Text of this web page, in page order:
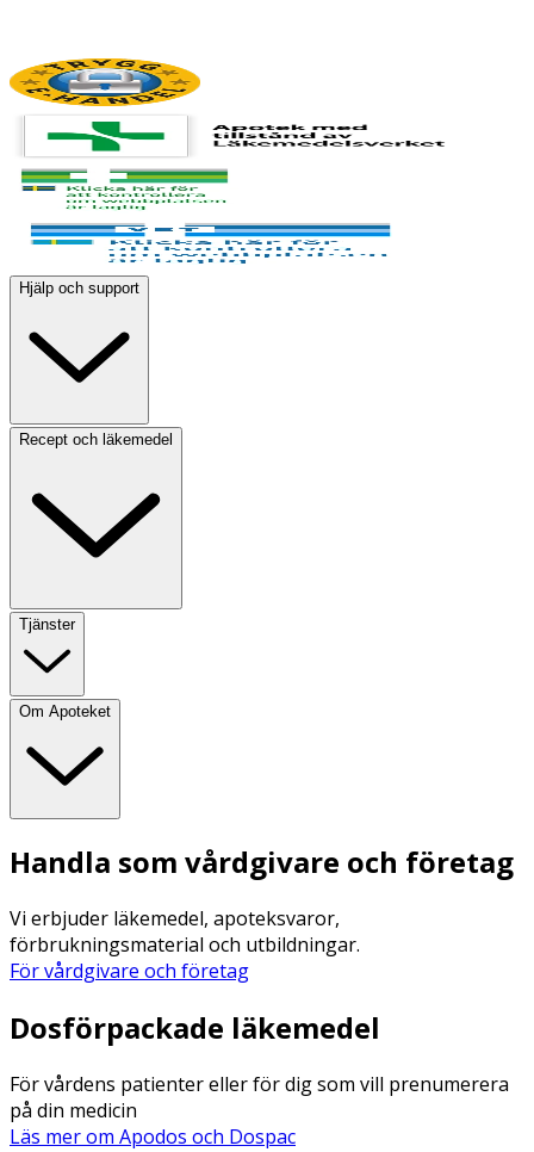
Hjälp och support
Recept och läkemedel
Tjänster
Om Apoteket
Handla som vårdgivare och företag
Vi erbjuder läkemedel, apoteksvaror,
förbrukningsmaterial och utbildningar.
För vårdgivare och företag
Dosförpackade läkemedel
För vårdens patienter eller för dig som vill prenumerera
på din medicin
Läs mer om Apodos och Dospac